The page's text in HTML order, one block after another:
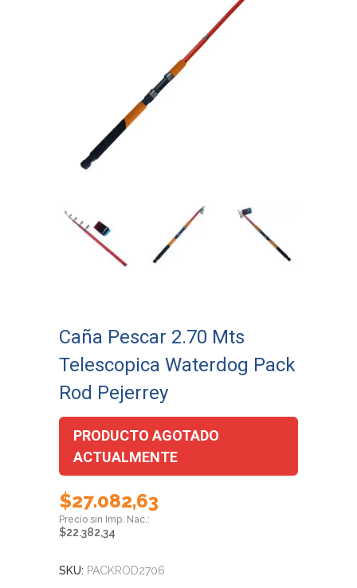
Caña Pescar 2.70 Mts
Telescopica Waterdog Pack
Rod Pejerrey
PRODUCTO AGOTADO
ACTUALMENTE
$27.082,63
$22.382,34
SKU: PACKROD2706